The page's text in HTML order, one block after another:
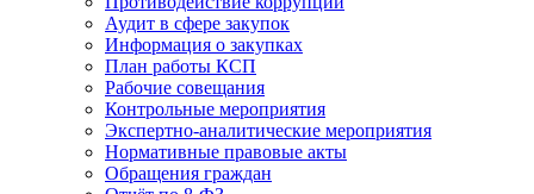
Аудит в сфере закупок
Информация о закупках
План работы КСП
Рабочие совещания
Контрольные мероприятия
Экспертно-аналитические мероприятия
Нормативные правовые акты
Обращения граждан